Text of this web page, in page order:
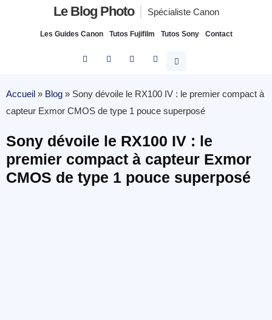
Le Blog Photo Spécialiste Canon
Les Guides Canon Tutos Fujifilm Tutos Sony Contact
Accueil » Blog » Sony dévoile le RX100 IV : le premier compact à
capteur Exmor CMOS de type 1 pouce superposé
Sony dévoile le RX100 IV : le
premier compact à capteur Exmor
CMOS de type 1 pouce superposé